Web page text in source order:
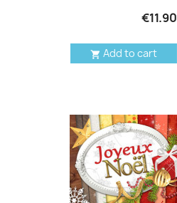
€11.90
 Add to cart